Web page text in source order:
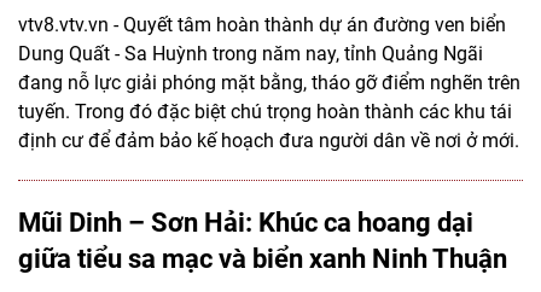
vtv8.vtv.vn - Quyết tâm hoàn thành dự án đường ven biển
Dung Quất - Sa Huỳnh trong năm nay, tỉnh Quảng Ngãi
đang nỗ lực giải phóng mặt bằng, tháo gỡ điểm nghẽn trên
tuyến. Trong đó đặc biệt chú trọng hoàn thành các khu tái
định cư để đảm bảo kế hoạch đưa người dân về nơi ở mới.
Mũi Dinh – Sơn Hải: Khúc ca hoang dại
giữa tiểu sa mạc và biển xanh Ninh Thuận